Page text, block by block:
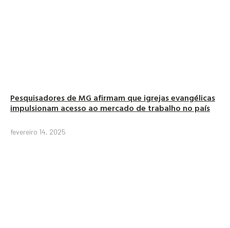
Pesquisadores de MG afirmam que igrejas evangélicas
impulsionam acesso ao mercado de trabalho no país
fevereiro 14, 2025